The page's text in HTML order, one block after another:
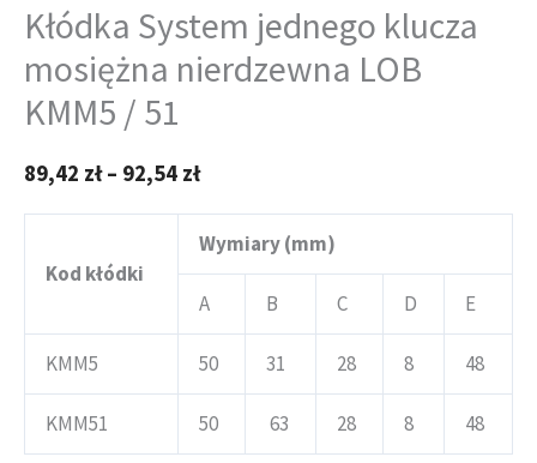
Kłódka System jednego klucza
mosiężna nierdzewna LOB
KMM5 / 51
89,42 zł – 92,54 zł
Kod kłódki
Wymiary (mm)
A B C D E
KMM5 50 31 28 8 48
KMM51 50 63 28 8 48